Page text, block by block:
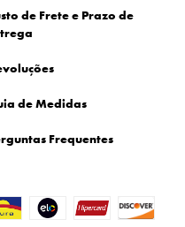
de Frete e Prazo de
de Medidas
Frequentes